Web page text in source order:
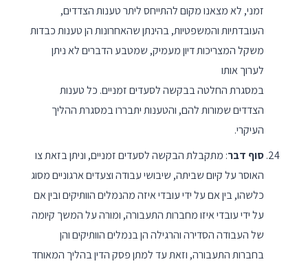
זמני, לא מצאנו מקום להתייחס ליתר טענות הצדדים,
העובדתיות והמשפטיות, בהינתן שהאחרונות הן טענות כבדות
משקל המצריכות דיון מעמיק, שמטבע הדברים לא ניתן
לערוך אותו
במסגרת החלטה בבקשה לסעדים זמניים. כל טענות
הצדדים שמורות להם, והטענות יתבררו במסגרת ההליך
העיקרי.
סוף דבר: מתקבלת הבקשה לסעדים זמניים, וניתן בזאת צו
האוסר על קיום שביתה, שיבושי עבודה וצעדים ארגוניים מסוג
כלשהו, בין אם על ידי עובדי איזה מהנמלים הוותיקים ובין אם
על ידי עובדי איזו מחברות התעבורה, ומורה על המשך קיומה
של העבודה הסדירה והרגילה הן בנמלים הוותיקים והן
בחברות התעבורה, וזאת עד למתן פסק הדין בהליך המאוחד